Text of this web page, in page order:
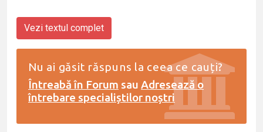
Vezi textul complet
Nu ai găsit răspuns la ceea ce cauți?
Întreabă în Forum sau Adresează o
întrebare specialiștilor noștri